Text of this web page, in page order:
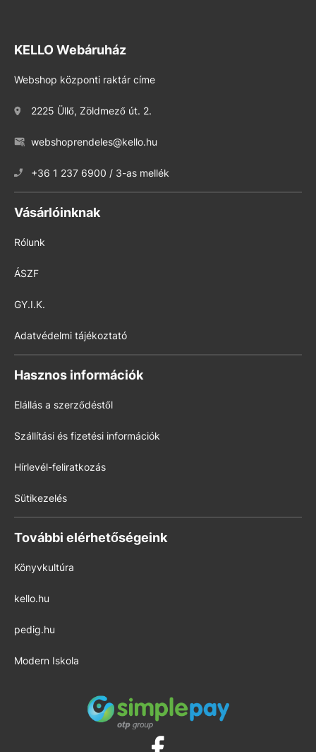
KELLO Webáruház
Webshop központi raktár címe
2225 Üllő, Zöldmező út. 2.
webshoprendeles@kello.hu
+36 1 237 6900 / 3-as mellék
Vásárlóinknak
Rólunk
ÁSZF
GY.I.K.
Adatvédelmi tájékoztató
Hasznos információk
Elállás a szerződéstől
Szállítási és fizetési információk
Hírlevél-feliratkozás
Sütikezelés
További elérhetőségeink
Könyvkultúra
kello.hu
pedig.hu
Modern Iskola